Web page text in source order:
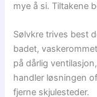
mye å si. Tiltakene
Sølvkre trives best
badet,
på dårlig
handler løsningen
fjerne skjulesteder.